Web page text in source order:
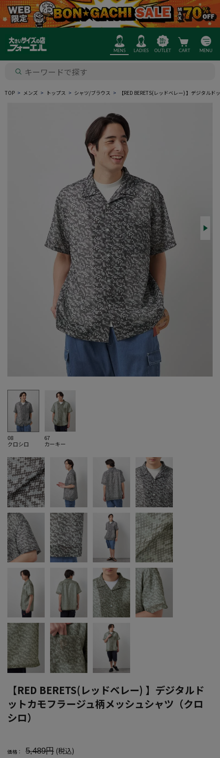
MENS LADIES OUTLET CART MENU
TOP メンズ トップス シャツ/ブラウス 【RED BERETS(レッドベレー) 】デジタル
08
クロシロ
67
カーキー
【RED BERETS(レッドベレー) 】デジタルド
ットカモフラージュ柄メッシュシャツ（クロ
シロ）
価格： 5,489円 (税込)